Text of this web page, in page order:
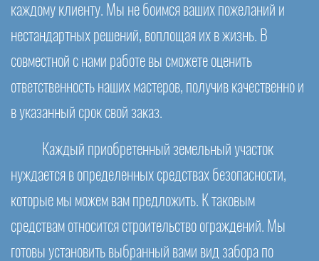
каждому клиенту. Мы не боимся ваших пожеланий и
нестандартных решений, воплощая их в жизнь. В
совместной с нами работе вы сможете оценить
ответственность наших мастеров, получив качественно и
в указанный срок свой заказ.
Каждый приобретенный земельный участок
нуждается в определенных средствах безопасности,
которые мы можем вам предложить. К таковым
средствам относится строительство ограждений. Мы
готовы установить выбранный вами вид забора по